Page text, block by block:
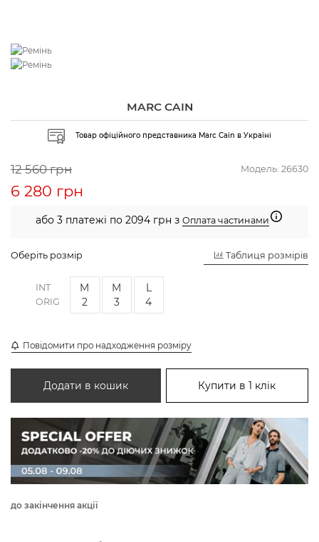
MARC CAIN
Товар офіційного представника Marc Cain в Україні
Модель: 26630
12 560 грн
6 280 грн
або 3 платежі по 2094 грн з Оплата частинами
Оберіть розмір Таблиця розмірів
INT
ORIG
M
2
M
3
L
4
Повідомити про надходження розміру
Додати в кошик Купити в 1 клік
до закінчення акції